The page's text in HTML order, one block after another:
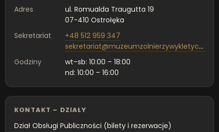
Adres
ul. Romualda Traugutta 19
07-410 Ostrołęka
Sekretariat
+48 512 959 347
sekretariat@muzeumzolnierzywykletych.pl
Godziny
wt–sb: 10:00 – 18:00
nd: 10:00 – 16:00
KONTAKT – DZIAŁY
Dział Obsługi Publiczności (bilety i rezerwacje)